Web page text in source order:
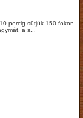
percig sütjük 150 fokon.
a s...